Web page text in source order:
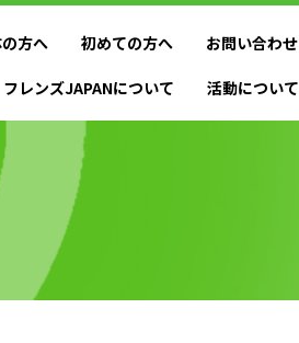
フレンズJAPANについて 活動について
方へ 初めての方へ お問い合わせ